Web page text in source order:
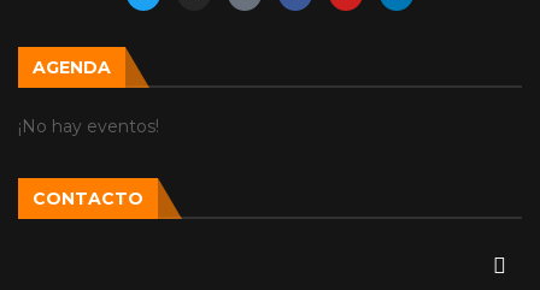
AGENDA
¡No hay eventos!
CONTACTO